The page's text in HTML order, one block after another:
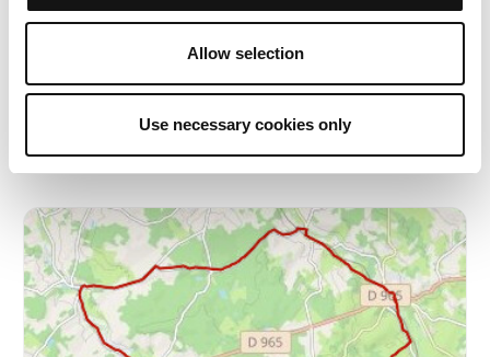
Allow selection
Use necessary cookies only
Chemins creux de Puisaye N°19 PR
Durée estim.
N nico21000